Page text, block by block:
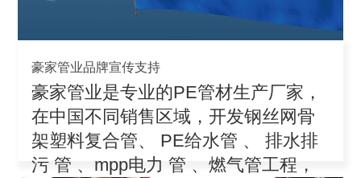
豪家管业品牌宣传支持
豪家管业是专业的PE管材生产厂家，
在中国不同销售区域，开发钢丝网骨
架塑料复合管、 PE给水管 、 排水排
污 管 、mpp电力 管 、燃气管工程，